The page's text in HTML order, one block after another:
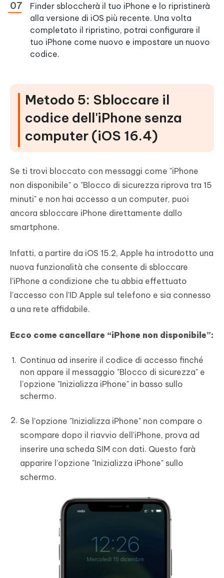
Finder sbloccherà il tuo iPhone e lo ripristinerà
alla versione di iOS più recente. Una volta
completato il ripristino, potrai configurare il
tuo iPhone come nuovo e impostare un nuovo
codice.
Metodo 5: Sbloccare il
codice dell'iPhone senza
computer (iOS 16.4)
Se ti trovi bloccato con messaggi come "iPhone
non disponibile" o "Blocco di sicurezza riprova tra 15
minuti" e non hai accesso a un computer, puoi
ancora sbloccare iPhone direttamente dallo
smartphone.
Infatti, a partire da iOS 15.2, Apple ha introdotto una
nuova funzionalità che consente di sbloccare
l'iPhone a condizione che tu abbia effettuato
l'accesso con l'ID Apple sul telefono e sia connesso
a una rete affidabile.
Ecco come cancellare “iPhone non disponibile”:
Continua ad inserire il codice di accesso finché
non appare il messaggio "Blocco di sicurezza" e
l'opzione "Inizializza iPhone" in basso sullo
schermo.
Se l'opzione "Inizializza iPhone" non compare o
scompare dopo il riavvio dell'iPhone, prova ad
inserire una scheda SIM con dati. Questo farà
apparire l'opzione "Inizializza iPhone" sullo
schermo.